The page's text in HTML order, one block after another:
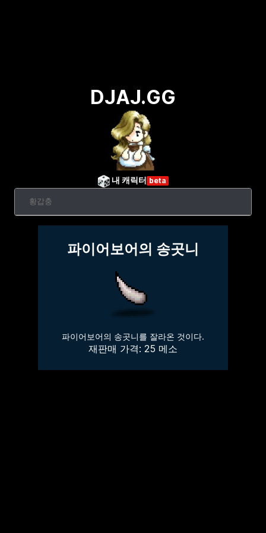
DJAJ.GG
내 캐릭터 beta
파이어보어의 송곳니
파이어보어의 송곳니를 잘라온 것이다.
재판매 가격: 25 메소